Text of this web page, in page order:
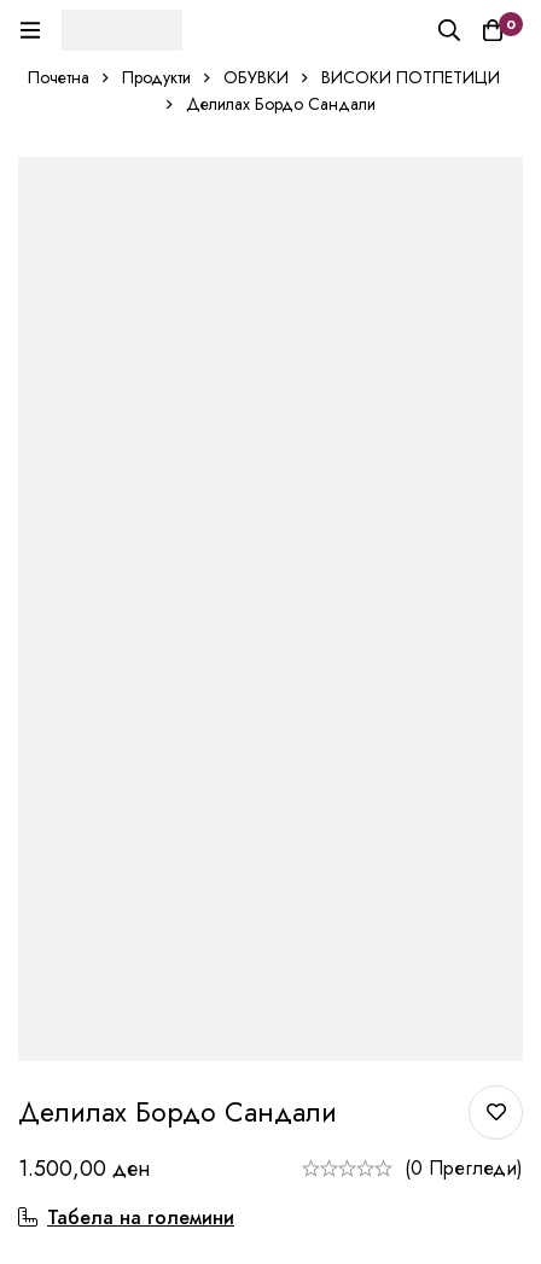
0
Почетна Продукти ОБУВКИ
ВИСОКИ ПОТПЕТИЦИ
Делилах Бордо Сандали
Делилах Бордо Сандали
1.500,00ден
(0 Прегледи)
Табела на големини